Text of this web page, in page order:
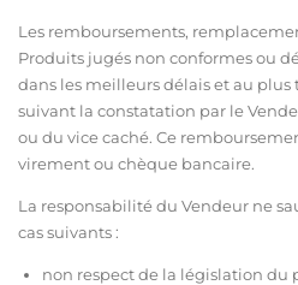
Les remboursements,
Produits jugés non conformes ou
dans les meilleurs délais et au plus
suivant la constatation par le
ou du vice caché. Ce
virement ou chèque bancaire.
La responsabilité du Vendeur ne
cas suivants :
non respect de la législation du